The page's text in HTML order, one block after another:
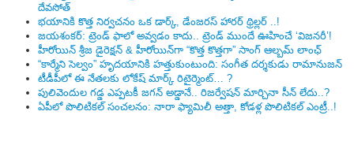
దేవసోత్
భయానికి కొత్త నిర్వచనం ఒక డార్క్, డేంజరస్ హారర్ థ్రిల్లర్ ..!
జయశంకర్: ట్రెండ్‌ ఫాలో అవ్వడం కాదు.. ట్రెండ్‌ ముందే ఊహించే ‘విజనరీ’!
హీరోయిన్ శ్రీజ డైరెక్ష‌న్ & హీరోయిన్‌గా “కొత్త కొత్తగా” సాంగ్ ఆల్బమ్ లాంఛ్
“కార్మేని సెల్వం” హృదయానికి హత్తుకుంటుంది: సంగీత దర్శకుడు రామానుజన్
టీడీపీలో ఈ నేత‌ల‌కు లోకేష్ మార్క్ రిటైర్మెంట్‌… ?
పులివెందుల గ‌డ్డ ఎప్ప‌ట‌కీ జ‌గ‌న్ అడ్డానే.. రిజ‌ర్వేష‌న్ మార్చినా సీన్ లేదు..?
ఏపీలో పొలిటిక‌ల్ సంచ‌ల‌నం: నారా ఫ్యామిలీ అత్తా, కోడ‌ళ్ల పొలిటికల్ ఎంట్రీ..!